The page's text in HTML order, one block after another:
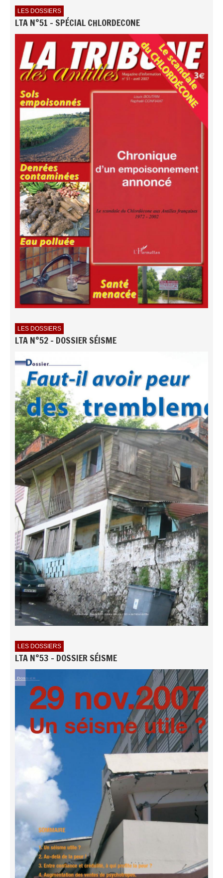
LES DOSSIERS
LTA N°51 - SPÉCIAL CHLORDECONE
LES DOSSIERS
LTA N°52 - DOSSIER SÉISME
LES DOSSIERS
LTA N°53 - DOSSIER SÉISME